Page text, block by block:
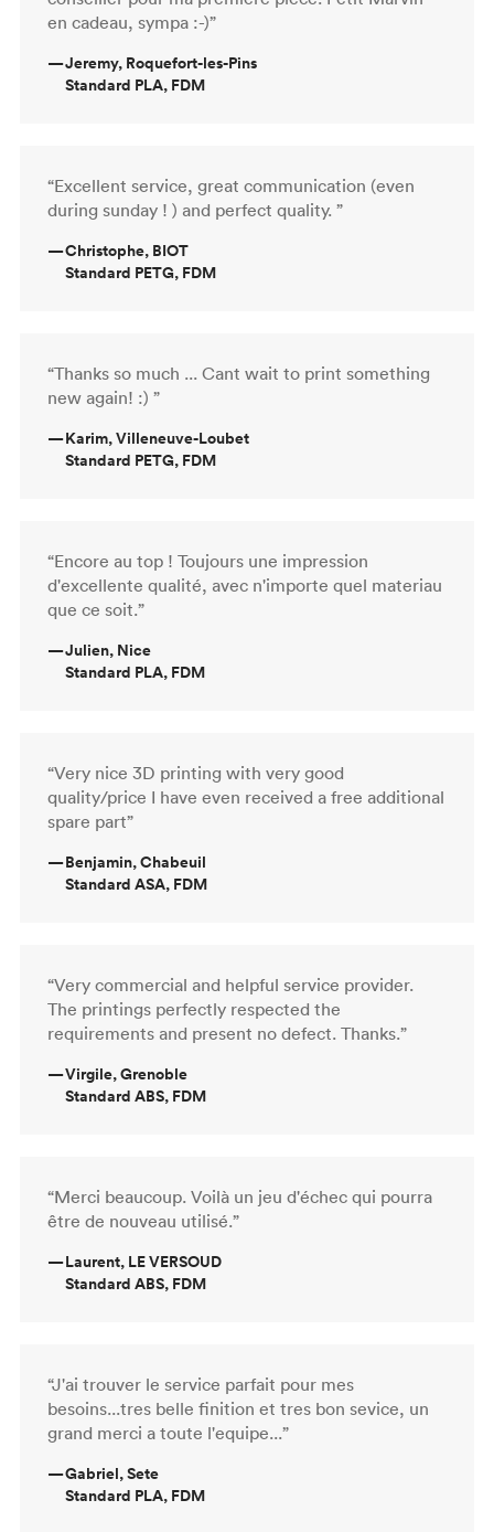
en cadeau, sympa :-)”
—Jeremy, Roquefort-les-Pins
Standard PLA, FDM
“Excellent service, great communication (even
during sunday ! ) and perfect quality. ”
—Christophe, BIOT
Standard PETG, FDM
“Thanks so much ... Cant wait to print something
new again! :) ”
—Karim, Villeneuve-Loubet
Standard PETG, FDM
“Encore au top ! Toujours une impression
d'excellente qualité, avec n'importe quel materiau
que ce soit.”
—Julien, Nice
Standard PLA, FDM
“Very nice 3D printing with very good
quality/price I have even received a free additional
spare part”
—Benjamin, Chabeuil
Standard ASA, FDM
“Very commercial and helpful service provider.
The printings perfectly respected the
requirements and present no defect. Thanks.”
—Virgile, Grenoble
Standard ABS, FDM
“Merci beaucoup. Voilà un jeu d'échec qui pourra
être de nouveau utilisé.”
—Laurent, LE VERSOUD
Standard ABS, FDM
“J'ai trouver le service parfait pour mes
besoins...tres belle finition et tres bon sevice, un
grand merci a toute l'equipe...”
—Gabriel, Sete
Standard PLA, FDM